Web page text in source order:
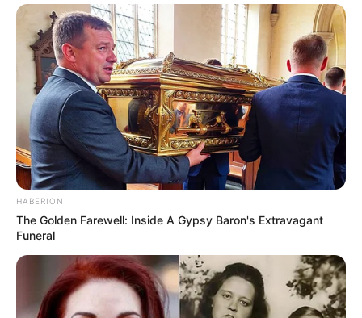
HABERION
The Golden Farewell: Inside A Gypsy Baron's Extravagant
Funeral